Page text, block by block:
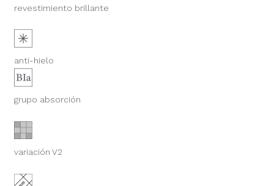
revestimiento brillante
anti-hielo
grupo absorción
variación V2